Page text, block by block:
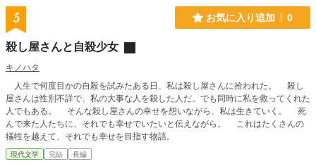
5 お気に入り追加 0
殺し屋さんと自殺少女
キノハタ
人生で何度目かの自殺を試みたある日、私は殺し屋さんに拾われた。 殺し
屋さんは性別不詳で、私の大事な人を殺した人だ。でも同時に私を救ってくれた
人でもある。 そんな殺し屋さんの幸せを想いながら、私は生きていく。 死
んで来た人たちに、それでも幸せでいたいと伝えながら。 これはたくさんの
犠牲を越えて、それでも幸せを目指す物語。
現代文学 完結 長編